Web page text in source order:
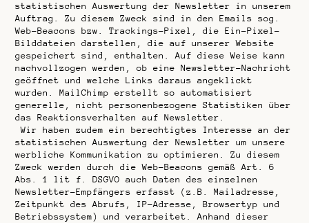
statistischen Auswertung der Newsletter in unserem
Auftrag. Zu diesem Zweck sind in den Emails sog.
Web-Beacons bzw. Trackings-Pixel, die Ein-Pixel-
Bilddateien darstellen, die auf unserer Website
gespeichert sind, enthalten. Auf diese Weise kann
nachvollzogen werden, ob eine Newsletter-Nachricht
geöffnet und welche Links daraus angeklickt
wurden. MailChimp erstellt so automatisiert
generelle, nicht personenbezogene Statistiken über
das Reaktionsverhalten auf Newsletter.
Wir haben zudem ein berechtigtes Interesse an der
statistischen Auswertung der Newsletter um unsere
werbliche Kommunikation zu optimieren. Zu diesem
Zweck werden durch die Web-Beacons gemäß Art. 6
Abs. 1 lit f. DSGVO auch Daten des einzelnen
Newsletter-Empfängers erfasst (z.B. Mailadresse,
Zeitpunkt des Abrufs, IP-Adresse, Browsertyp und
Betriebssystem) und verarbeitet. Anhand dieser